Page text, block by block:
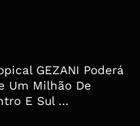
GEZANI Poderá
Um Milhão De
E Sul ...